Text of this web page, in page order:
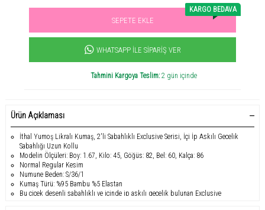
Sevilen ürün! 11.3B kişi favoriledi!
SEPETE EKLE
KARGO BEDAVA
WHATSAPP İLE SIPARIŞ VER
Tahmini Kargoya Teslim:2 gün içinde
Ürün Açıklaması
İthal Yumoş Likralı Kumaş, 2'li Sabahlıklı Exclusive Serisi, İçi İp Askılı Gecelik
Sabahlığı Uzun Kollu
Modelin Ölçüleri: Boy: 1.67, Kilo: 45, Göğüs: 82, Bel: 60, Kalça: 86
Normal Regular Kesim
Numune Beden: S/36/1
Kumaş Türü: %95 Bambu %5 Elastan
Bu çiçek desenli sabahlıklı ve içinde ip askılı gecelik bulunan Exclusive